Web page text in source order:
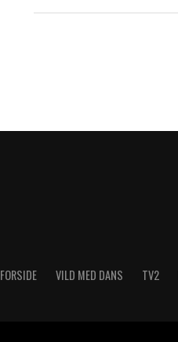
FORSIDE VILD MED DANS TV2